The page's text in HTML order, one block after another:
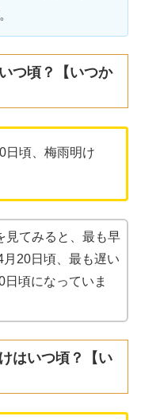
つ頃？【いつか
日頃、梅雨明け
見てみると、最も早
20日頃、最も遅い
頃になっていま
はいつ頃？【い